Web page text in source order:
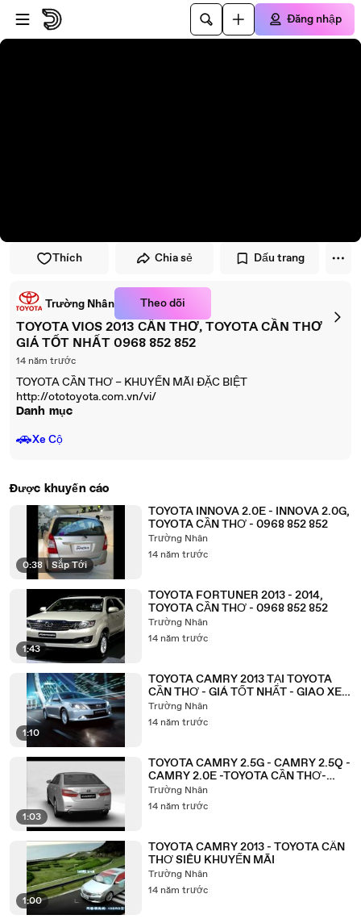
Đi đến trình phát
Đi đến nội dung chính
Đăng nhập
Thích Chia sẻ Dấu trang
Trường Nhân Theo dõi
TOYOTA VIOS 2013 CẦN THƠ, TOYOTA CẦN THƠ
GIÁ TỐT NHẤT 0968 852 852
14 năm trước
TOYOTA CẦN THƠ – KHUYẾN MÃI ĐẶC BIỆT
http://ototoyota.com.vn/vi/
Danh mục
🚗Xe Cộ
Được khuyến cáo
0:38 | Sắp Tới
TOYOTA INNOVA 2.0E - INNOVA 2.0G,
TOYOTA CẦN THƠ - 0968 852 852
Trường Nhân
14 năm trước
1:43
TOYOTA FORTUNER 2013 - 2014,
TOYOTA CẦN THƠ - 0968 852 852
Trường Nhân
14 năm trước
1:10
TOYOTA CAMRY 2013 TẠI TOYOTA
CẦN THƠ - GIÁ TỐT NHẤT - GIAO XE
NGAY
Trường Nhân
14 năm trước
1:03
TOYOTA CAMRY 2.5G - CAMRY 2.5Q -
CAMRY 2.0E -TOYOTA CẦN THƠ-
0968 852 852
Trường Nhân
14 năm trước
1:00
TOYOTA CAMRY 2013 - TOYOTA CẦN
THƠ SIÊU KHUYẾN MÃI
Trường Nhân
14 năm trước